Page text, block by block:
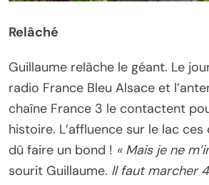
Relâché
Guillaume relâche le géant. Le
radio France Bleu Alsace et
chaîne France 3 le contactent
histoire. L’affluence sur le lac
dû faire un bond ! « Mais je ne
sourit Guillaume. Il faut marcher